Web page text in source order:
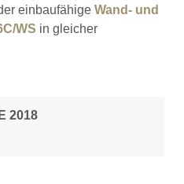
einbaufähige Wand- und
WS in gleicher
2018